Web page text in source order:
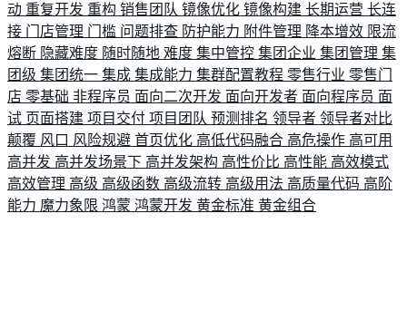
动 重复开发 重构 销售团队 镜像优化 镜像构建 长期运营 长连
接 门店管理 门槛 问题排查 防护能力 附件管理 降本增效 限流
熔断 隐藏难度 随时随地 难度 集中管控 集团企业 集团管理 集
团级 集团统一 集成 集成能力 集群配置教程 零售行业 零售门
店 零基础 非程序员 面向二次开发 面向开发者 面向程序员 面
试 页面搭建 项目交付 项目团队 预测排名 领导者 领导者对比
颠覆 风口 风险规避 首页优化 高低代码融合 高危操作 高可用
高并发 高并发场景下 高并发架构 高性价比 高性能 高效模式
高效管理 高级 高级函数 高级流转 高级用法 高质量代码 高阶
能力 魔力象限 鸿蒙 鸿蒙开发 黄金标准 黄金组合